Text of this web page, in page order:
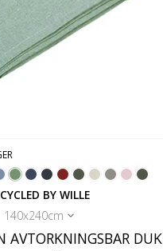
BY WILLE
140x240cm
AVTORKNINGSBAR DUK